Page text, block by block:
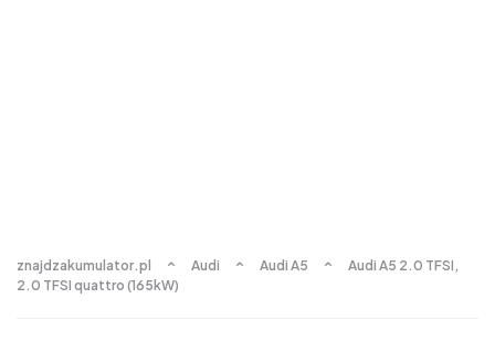
znajdzakumulator.pl Audi Audi A5
Audi A5 2.0 TFSI,
2.0 TFSI quattro (165kW)